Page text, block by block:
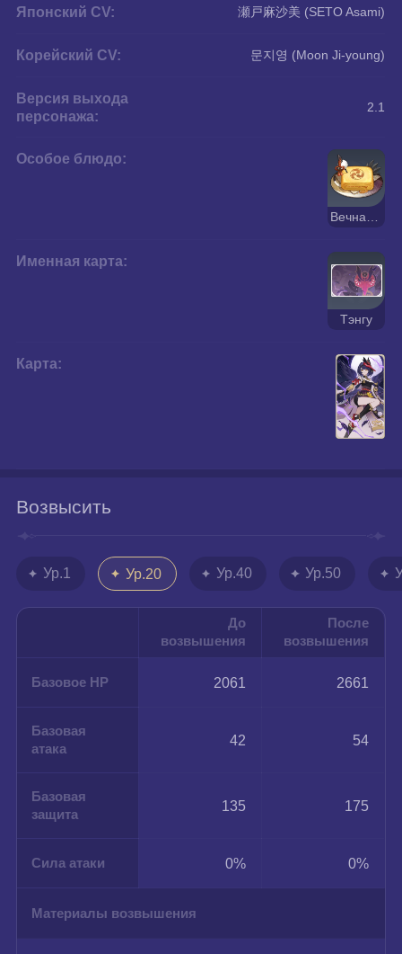
Японский CV: 瀬戸麻沙美 (SETO Asami)
Корейский CV: 문지영 (Moon Ji-young)
Версия выхода
персонажа:
2.1
Особое блюдо:
Вечная вера
Именная карта:
Тэнгу
Карта:
Возвысить
Ур.1 Ур.20 Ур.40 Ур.50
До
возвышения
После
возвышения
Базовое HP 2061 2661
Базовая
атака
42 54
Базовая
защита
135 175
Сила атаки 0% 0%
Материалы возвышения